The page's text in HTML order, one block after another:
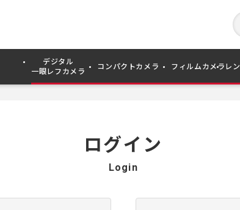
デジタル
一眼レフカメラ
コンパクトカメラ フィルムカメラ レ
ログイン
Login